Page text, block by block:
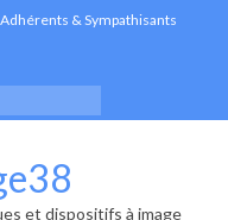
& Sympathisants
et dispositifs à image